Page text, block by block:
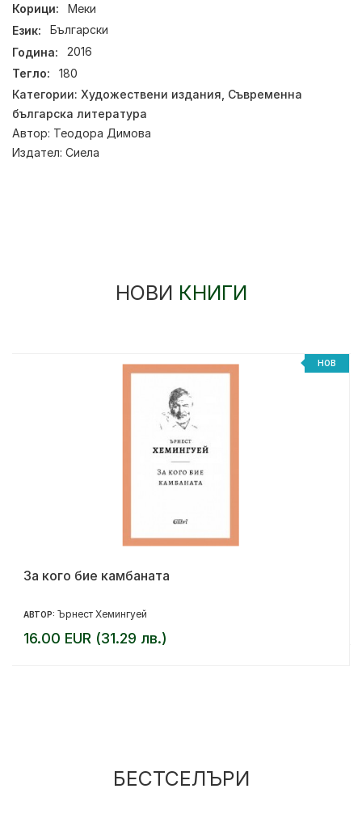
Корици:
Меки
Език:
Български
Година:
2016
Тегло:
180
Категории: Художествени издания Съвременна
българска литература
Автор: Теодора Димова
Издател: Сиела
НОВИ КНИГИ
НОВ
За кого бие камбаната
АВТОР: Ърнест Хемингуей
16.00 EUR (31.29 лв.)
БЕСТСЕЛЪРИ